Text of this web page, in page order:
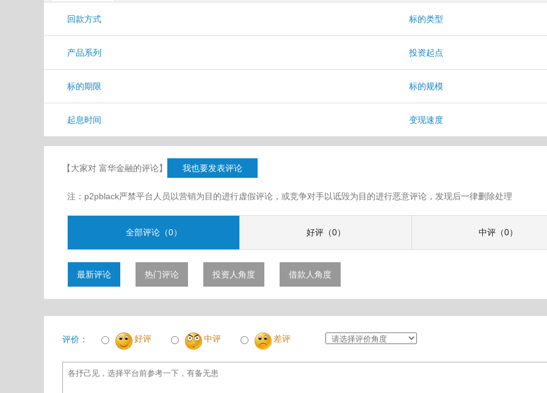
回款方式 标的类型
产品系列 投资起点
标的期限 标的规模
起息时间 变现速度
【大家对 富华金融的评论】 我也要发表评论
注：p2pblack严禁平台人员以营销为目的进行虚假评论，或竞争对手以诋毁为目的进行恶意评论，发现后一律删除处理
全部评论（0） 好评（0） 中评（0）
最新评论 热门评论 投资人角度 借款人角度
评价： 好评 中评 差评